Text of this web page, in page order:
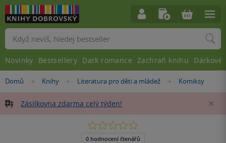
Nacházíte
zde:
Domů »
Knihy »
Literatura pro děti a mládež »
Komiksy
Zásilkovna zdarma celý týden!
0.0
5
0 hodnocení čtenářů
Vyhledávání
Novinky Bestsellery Dark romance Zachraň knihu Dárkové